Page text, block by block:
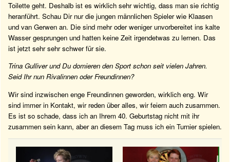
Toilette geht. Deshalb ist es wirklich sehr wichtig, dass man sie richtig
heranführt. Schau Dir nur die jungen männlichen Spieler wie Klaasen
und van Gerwen an. Die sind mehr oder weniger unvorbereitet ins kalte
Wasser gesprungen und hatten keine Zeit irgendetwas zu lernen. Das
ist jetzt sehr sehr schwer für sie.
Trina Gulliver und Du domieren den Sport schon seit vielen Jahren.
Seid Ihr nun Rivalinnen oder Freundinnen?
Wir sind inzwischen enge Freundinnen geworden, wirklich eng. Wir
sind immer in Kontakt, wir reden über alles, wir feiern auch zusammen.
Es ist so schade, dass ich an Ihrem 40. Geburtstag nicht mit ihr
zusammen sein kann, aber an diesem Tag muss ich ein Turnier spielen.